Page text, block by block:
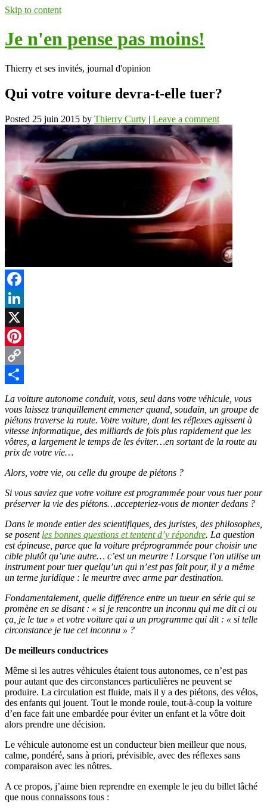
Skip to content
Je n'en pense pas moins!
Thierry et ses invités, journal d'opinion
Qui votre voiture devra-t-elle tuer?
Posted 25 juin 2015 by Thierry Curty | Leave a comment
Facebook
LinkedIn
X
Pinterest
Copy
Link
Partager
La voiture autonome conduit, vous, seul dans votre véhicule, vous
vous laissez tranquillement emmener quand, soudain, un groupe de
piétons traverse la route. Votre voiture, dont les réflexes agissent à
vitesse informatique, des milliards de fois plus rapidement que les
vôtres, a largement le temps de les éviter…en sortant de la route au
prix de votre vie…
Alors, votre vie, ou celle du groupe de piétons ?
Si vous saviez que votre voiture est programmée pour vous tuer pour
préserver la vie des piétons…accepteriez-vous de monter dedans ?
Dans le monde entier des scientifiques, des juristes, des philosophes,
se posent les bonnes questions et tentent d’y répondre. La question
est épineuse, parce que la voiture préprogrammée pour choisir une
cible plutôt qu’une autre… c’est un meurtre ! Lorsque l’on utilise un
instrument pour tuer quelqu’un qui n’est pas fait pour, il y a même
un terme juridique : le meurtre avec arme par destination.
Fondamentalement, quelle différence entre un tueur en série qui se
promène en se disant : « si je rencontre un inconnu qui me dit ci ou
ça, je le tue » et votre voiture qui a un programme qui dit : « si telle
circonstance je tue cet inconnu » ?
De meilleurs conductrices
Même si les autres véhicules étaient tous autonomes, ce n’est pas
pour autant que des circonstances particulières ne peuvent se
produire. La circulation est fluide, mais il y a des piétons, des vélos,
des enfants qui jouent. Tout le monde roule, tout-à-coup la voiture
d’en face fait une embardée pour éviter un enfant et la vôtre doit
alors prendre une décision.
Le véhicule autonome est un conducteur bien meilleur que nous,
calme, pondéré, sans à priori, prévisible, avec des réflexes sans
comparaison avec les nôtres.
A ce propos, j’aime bien reprendre en exemple le jeu du billet lâché
que nous connaissons tous :